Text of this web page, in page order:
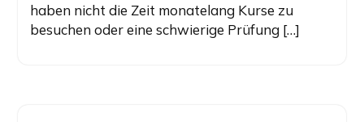
haben nicht die Zeit monatelang Kurse zu
besuchen oder eine schwierige Prüfung […]